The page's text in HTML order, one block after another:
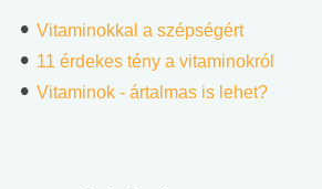
Vitaminokkal a szépségért
11 érdekes tény a vitaminokról
Vitaminok - ártalmas is lehet?